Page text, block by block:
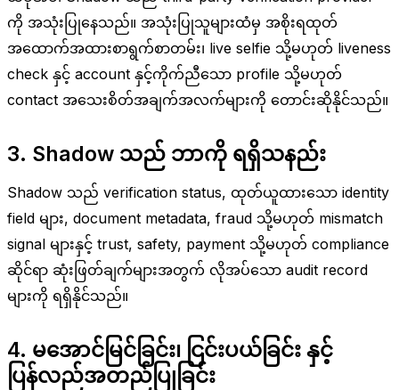
ကို အသုံးပြုနေသည်။ အသုံးပြုသူများထံမှ အစိုးရထုတ်
အထောက်အထားစာရွက်စာတမ်း၊ live selfie သို့မဟုတ် liveness
check နှင့် account နှင့်ကိုက်ညီသော profile သို့မဟုတ်
contact အသေးစိတ်အချက်အလက်များကို တောင်းဆိုနိုင်သည်။
3. Shadow သည် ဘာကို ရရှိသနည်း
Shadow သည် verification status, ထုတ်ယူထားသော identity
field များ, document metadata, fraud သို့မဟုတ် mismatch
signal များနှင့် trust, safety, payment သို့မဟုတ် compliance
ဆိုင်ရာ ဆုံးဖြတ်ချက်များအတွက် လိုအပ်သော audit record
များကို ရရှိနိုင်သည်။
4. မအောင်မြင်ခြင်း၊ ငြင်းပယ်ခြင်း နှင့်
ပြန်လည်အတည်ပြုခြင်း